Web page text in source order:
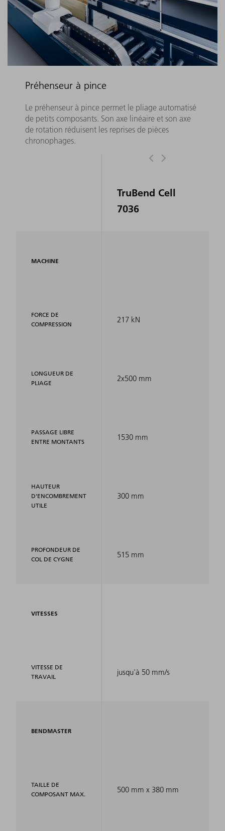
Préhenseur à pince
Le préhenseur à pince permet le pliage automatisé
de petits composants. Son axe linéaire et son axe
de rotation réduisent les reprises de pièces
chronophages.
MACHINE
FORCE DE
COMPRESSION
LONGUEUR DE
PLIAGE
PASSAGE LIBRE
ENTRE MONTANTS
HAUTEUR
D'ENCOMBREMENT
UTILE
PROFONDEUR DE
COL DE CYGNE
VITESSES
VITESSE DE
TRAVAIL
BENDMASTER
TAILLE DE
COMPOSANT MAX.
TruBend Cell
7036
217 kN
2x500 mm
1530 mm
300 mm
515 mm
jusqu'à 50 mm/s
500 mm x 380 mm